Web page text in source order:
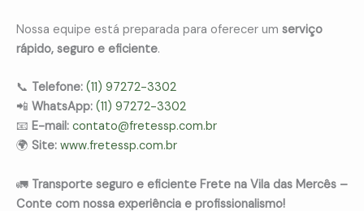
Nossa equipe está preparada para oferecer um serviço
rápido, seguro e eficiente.
📞 Telefone: (11) 97272-3302
📲 WhatsApp: (11) 97272-3302
📧 E-mail: contato@fretessp.com.br
🌍 Site: www.fretessp.com.br
🚛 Transporte seguro e eficiente Frete na Vila das Mercês –
Conte com nossa experiência e profissionalismo!